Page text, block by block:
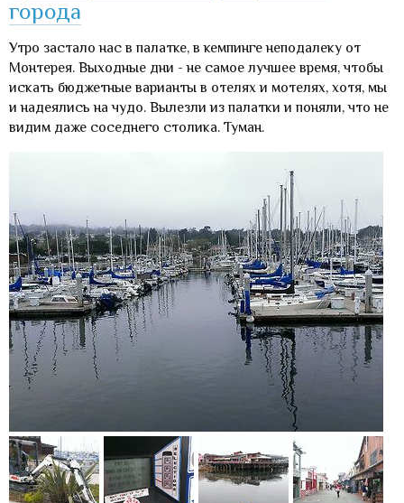
города
Утро застало нас в палатке, в кемпинге неподалеку от
Монтерея. Выходные дни - не самое лучшее время, чтобы
искать бюджетные варианты в отелях и мотелях, хотя, мы
и надеялись на чудо. Вылезли из палатки и поняли, что не
видим даже соседнего столика. Туман.